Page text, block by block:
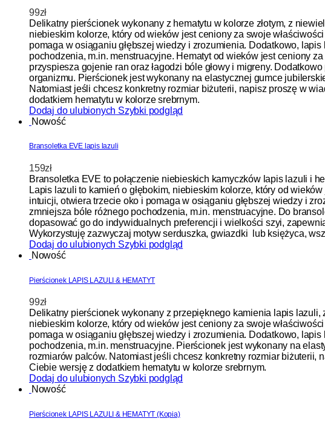
99zł
Delikatny pierścionek wykonany z hematytu w kolorze złotym, z
niebieskim kolorze, który od wieków jest ceniony za swoje
pomaga w osiąganiu głębszej wiedzy i zrozumienia. Dodatkowo,
pochodzenia, m.in. menstruacyjne. Hematyt od wieków jest ceniony
przyspiesza gojenie ran oraz łagodzi bóle głowy i migreny.
organizmu. Pierścionek jest wykonany na elastycznej gumce
Natomiast jeśli chcesz konkretny rozmiar biżuterii, napisz proszę w
dodatkiem hematytu w kolorze srebrnym.
Dodaj do ulubionych Szybki podgląd
Nowość
Bransoletka EVE lapis lazuli
159zł
Bransoletka EVE to połączenie niebieskich kamyczków lapis lazuli i
Lapis lazuli to kamień o głębokim, niebieskim kolorze, który od
intuicji, otwiera trzecie oko i pomaga w osiąganiu głębszej wiedzy i
zmniejsza bóle różnego pochodzenia, m.in. menstruacyjne. Do
dopasować go do indywidualnych preferencji i wielkości szyi,
Wykorzystuję zazwyczaj motyw serduszka, gwiazdki lub księżyca,
Dodaj do ulubionych Szybki podgląd
Nowość
Pierścionek LAPIS LAZULI & HEMATYT
99zł
Delikatny pierścionek wykonany z przepięknego kamienia lapis lazuli,
niebieskim kolorze, który od wieków jest ceniony za swoje
pomaga w osiąganiu głębszej wiedzy i zrozumienia. Dodatkowo,
pochodzenia, m.in. menstruacyjne. Pierścionek jest wykonany na
rozmiarów palców. Natomiast jeśli chcesz konkretny rozmiar
Ciebie wersję z dodatkiem hematytu w kolorze srebrnym.
Dodaj do ulubionych Szybki podgląd
Nowość
Pierścionek LAPIS LAZULI & HEMATYT (Kopia)